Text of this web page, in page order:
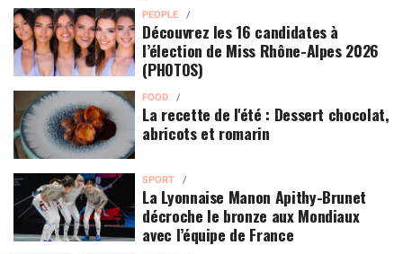
PEOPLE
Découvrez les 16 candidates à
l’élection de Miss Rhône-Alpes 2026
(PHOTOS)
FOOD
La recette de l'été : Dessert chocolat,
abricots et romarin
SPORT
La Lyonnaise Manon Apithy-Brunet
décroche le bronze aux Mondiaux
avec l’équipe de France